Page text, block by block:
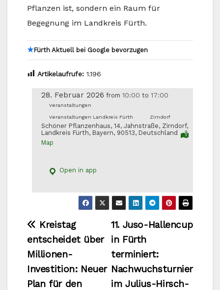
Pflanzen ist, sondern ein Raum für
Begegnung im Landkreis Fürth.
★Fürth Aktuell bei Google bevorzugen
Artikelaufrufe: 1.196
28. Februar 2026 from 10:00 to 17:00
Veranstaltungen
Veranstaltungen Landkreis Fürth Zirndorf
Schöner Pflanzenhaus, 14, Jahnstraße, Zirndorf,
Landkreis Fürth, Bayern, 90513, Deutschland
Map
Open in app
Beitragsnavigation
11. Juso-Hallencup
in Fürth
terminiert:
Nachwuchsturnier
im Julius-Hirsch-
Kreistag
entscheidet über
Millionen-
Investition: Neuer
Plan für den